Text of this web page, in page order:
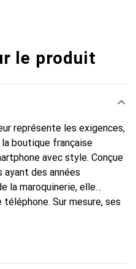
le produit
représente les exigences,
boutique française
avec style. Conçue
des années
la maroquinerie, elle
Sur mesure, ses
et indispensable pour
de haute qualité et